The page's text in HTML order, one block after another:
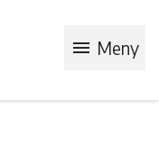
menu Meny